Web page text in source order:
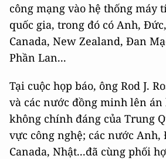
công mạng vào hệ thống máy
quốc gia, trong đó có Anh,
Canada, New Zealand, Đan
Phần Lan...
Tại cuộc họp báo, ông Rod J.
và các nước đồng minh lên án
không chính đáng của Trung
vực công nghệ; các nước
Canada, Nhật...đã cùng phối